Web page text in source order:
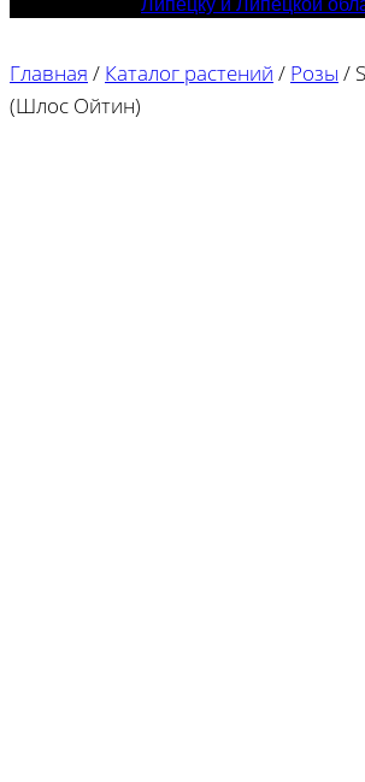
Липецку и Липецкой
Главная / Каталог растений / Розы /
(Шлос Ойтин)